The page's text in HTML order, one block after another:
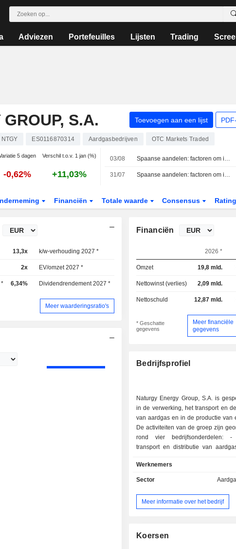
Adviezen Portefeuilles Lijsten Trading
S.A. Toevoegen aan een lijst
NTGY ES0116870314 Aardgasbedrijven OTC Markets Traded
5 dagen Verschil t.o.v. 1 jan (%)
-0,62% +11,03%
03/08 Spaanse aandelen: factoren om in de gaten te houden op 3 augustus
31/07 Spaanse aandelen: factoren om in de gaten te houden op 31 juli
Financiën Totale waarde Consensus
13,3x k/w-verhouding 2027 *
2x EV/omzet 2027 *
* 6,34% Dividendrendement 2027 *
Meer waarderingsratio's
Financiën
2026 *
Omzet 19,8 mld.
Nettowinst (verlies) 2,09 mld.
Nettoschuld 12,87 mld.
* Geschatte
gegevens
Meer financiële
gegevens
Bedrijfsprofiel
Naturgy Energy Group, S.A. is
in de verwerking, het transport en
van aardgas en in de productie van
De activiteiten van de groep zijn
rond vier bedrijfsonderdelen: - aankoop,
transport en distributie van
van 137.567 km pijpleidingen; - productie en
distributie van elektriciteit:
via een netwerk van
elektriciteitstransport- en
elektriciteitsinfrastructuur. De netto-omzet is
Werknemers
Sector
Meer informatie over het bedrijf
Koersen